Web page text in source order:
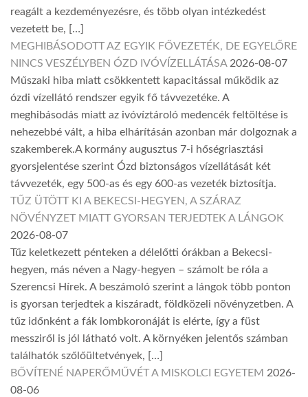
reagált a kezdeményezésre, és több olyan intézkedést
vezetett be, […]
MEGHIBÁSODOTT AZ EGYIK FŐVEZETÉK, DE EGYELŐRE
NINCS VESZÉLYBEN ÓZD IVÓVÍZELLÁTÁSA 2026-08-07
Műszaki hiba miatt csökkentett kapacitással működik az
ózdi vízellátó rendszer egyik fő távvezetéke. A
meghibásodás miatt az ivóvíztároló medencék feltöltése is
nehezebbé vált, a hiba elhárításán azonban már dolgoznak a
szakemberek.A kormány augusztus 7-i hőségriasztási
gyorsjelentése szerint Ózd biztonságos vízellátását két
távvezeték, egy 500-as és egy 600-as vezeték biztosítja.
TŰZ ÜTÖTT KI A BEKECSI-HEGYEN, A SZÁRAZ
NÖVÉNYZET MIATT GYORSAN TERJEDTEK A LÁNGOK
2026-08-07
Tűz keletkezett pénteken a délelőtti órákban a Bekecsi-
hegyen, más néven a Nagy-hegyen – számolt be róla a
Szerencsi Hírek. A beszámoló szerint a lángok több ponton
is gyorsan terjedtek a kiszáradt, földközeli növényzetben. A
tűz időnként a fák lombkoronáját is elérte, így a füst
messziről is jól látható volt. A környéken jelentős számban
találhatók szőlőültetvények, […]
BŐVÍTENÉ NAPERŐMŰVÉT A MISKOLCI EGYETEM 2026-
08-06